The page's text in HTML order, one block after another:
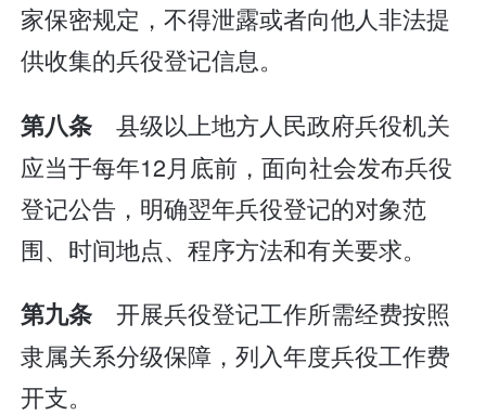
家保密规定，不得泄露或者向他人非法提
供收集的兵役登记信息。
第八条县级以上地方人民政府兵役机关
应当于每年12月底前，面向社会发布兵役
登记公告，明确翌年兵役登记的对象范
围、时间地点、程序方法和有关要求。
第九条开展兵役登记工作所需经费按照
隶属关系分级保障，列入年度兵役工作费
开支。